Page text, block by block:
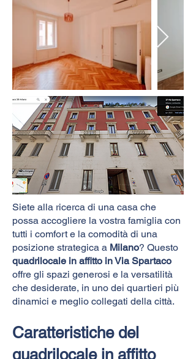
Siete alla ricerca di una casa che
possa accogliere la vostra famiglia con
tutti i comfort e la comodità di una
posizione strategica a Milano? Questo
quadrilocale in affitto in Via Spartaco
offre gli spazi generosi e la versatilità
che desiderate, in uno dei quartieri più
dinamici e meglio collegati della città.
Caratteristiche del
quadrilocale in affitto